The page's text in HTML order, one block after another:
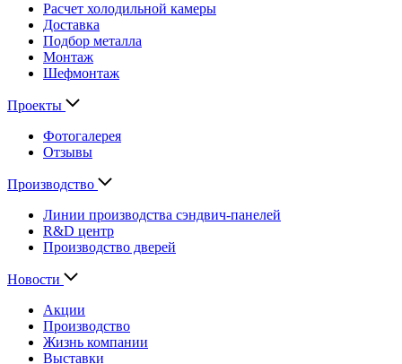
Расчет холодильной камеры
Доставка
Подбор металла
Монтаж
Шефмонтаж
Проекты
Фотогалерея
Отзывы
Производство
Линии производства сэндвич-панелей
R&D центр
Производство дверей
Новости
Акции
Производство
Жизнь компании
Выставки